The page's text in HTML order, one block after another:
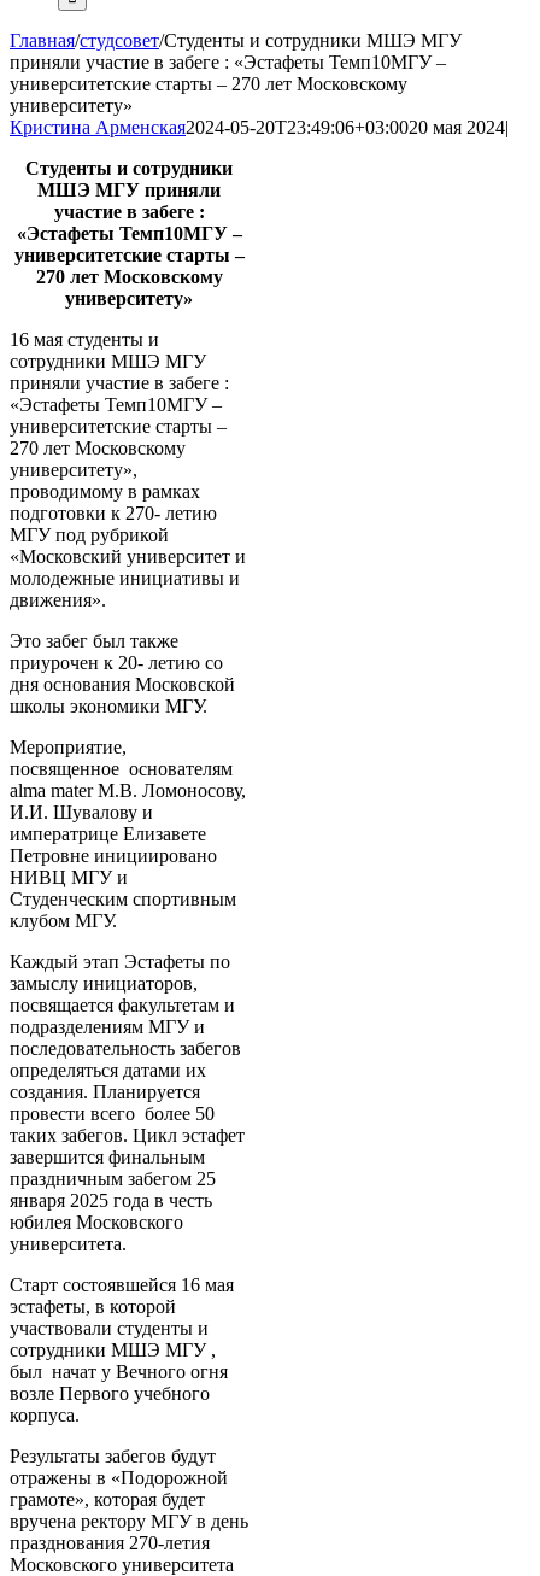
Главная/студсовет/Студенты и сотрудники МШЭ МГУ
приняли участие в забеге : «Эстафеты Темп10МГУ –
университетские старты – 270 лет Московскому
университету»
Кристина Арменская2024-05-20T23:49:06+03:0020 мая 2024|
Студенты и сотрудники
МШЭ МГУ приняли
участие в забеге :
«Эстафеты Темп10МГУ –
университетские старты –
270 лет Московскому
университету»
16 мая студенты и
сотрудники МШЭ МГУ
приняли участие в забеге :
«Эстафеты Темп10МГУ –
университетские старты –
270 лет Московскому
университету»,
проводимому в рамках
подготовки к 270- летию
МГУ под рубрикой
«Московский университет и
молодежные инициативы и
движения».
Это забег был также
приурочен к 20- летию со
дня основания Московской
школы экономики МГУ.
Мероприятие,
посвященное основателям
alma mater М.В. Ломоносову,
И.И. Шувалову и
императрице Елизавете
Петровне инициировано
НИВЦ МГУ и
Студенческим спортивным
клубом МГУ.
Каждый этап Эстафеты по
замыслу инициаторов,
посвящается факультетам и
подразделениям МГУ и
последовательность забегов
определяться датами их
создания. Планируется
провести всего более 50
таких забегов. Цикл эстафет
завершится финальным
праздничным забегом 25
января 2025 года в честь
юбилея Московского
университета.
Старт состоявшейся 16 мая
эстафеты, в которой
участвовали студенты и
сотрудники МШЭ МГУ ,
был начат у Вечного огня
возле Первого учебного
корпуса.
Результаты забегов будут
отражены в «Подорожной
грамоте», которая будет
вручена ректору МГУ в день
празднования 270-летия
Московского университета